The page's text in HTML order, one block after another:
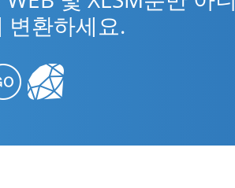
변환하세요.